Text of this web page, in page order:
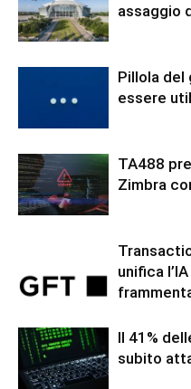
assaggio
Pillola del
essere
TA488
Zimbra
unifica
Il 41%
subito